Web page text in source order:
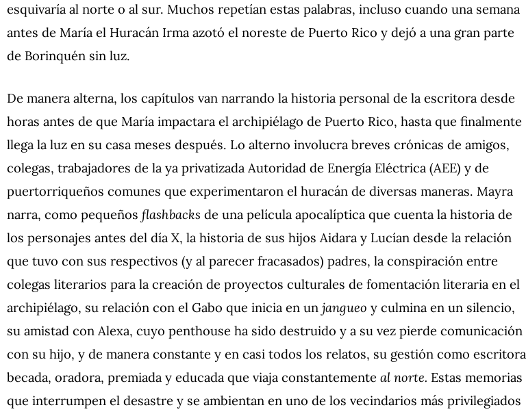
esquivaría al norte o al sur. Muchos repetían estas palabras, incluso cuando una semana
antes de María el Huracán Irma azotó el noreste de Puerto Rico y dejó a una gran parte
de Borinquén sin luz.
De manera alterna, los capítulos van narrando la historia personal de la escritora desde
horas antes de que María impactara el archipiélago de Puerto Rico, hasta que finalmente
llega la luz en su casa meses después. Lo alterno involucra breves crónicas de amigos,
colegas, trabajadores de la ya privatizada Autoridad de Energía Eléctrica (AEE) y de
puertorriqueños comunes que experimentaron el huracán de diversas maneras. Mayra
narra, como pequeños flashbacks de una película apocalíptica que cuenta la historia de
los personajes antes del día X, la historia de sus hijos Aidara y Lucían desde la relación
que tuvo con sus respectivos (y al parecer fracasados) padres, la conspiración entre
colegas literarios para la creación de proyectos culturales de fomentación literaria en el
archipiélago, su relación con el Gabo que inicia en un jangueo y culmina en un silencio,
su amistad con Alexa, cuyo penthouse ha sido destruido y a su vez pierde comunicación
con su hijo, y de manera constante y en casi todos los relatos, su gestión como escritora
becada, oradora, premiada y educada que viaja constantemente al norte. Estas memorias
que interrumpen el desastre y se ambientan en uno de los vecindarios más privilegiados